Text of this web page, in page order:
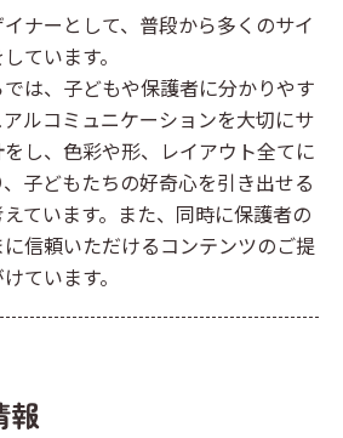
ナーとして、普段から多くのサイ
ています。
は、子どもや保護者に分かりやす
アルコミュニケーションを大切にサ
し、色彩や形、レイアウト全てに
、子どもたちの好奇心を引き出せる
ています。また、同時に保護者の
信頼いただけるコンテンツのご提
ています。
報